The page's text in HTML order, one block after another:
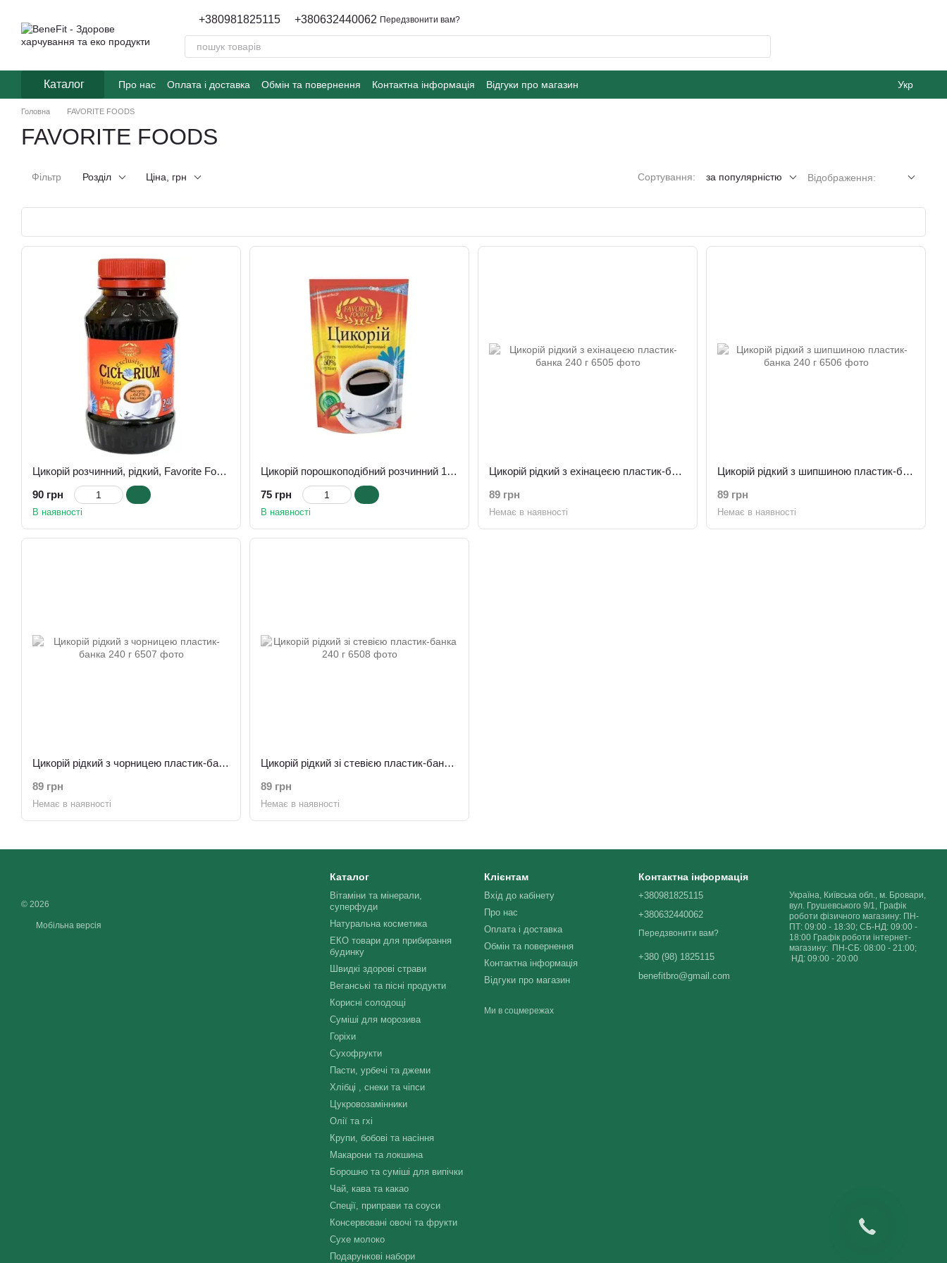
+380981825115 +380632440062 Передзвонити вам?
Каталог Про нас Оплата і доставка Обмін та повернення Контактна інформація Відгуки про магазин Укр
Головна FAVORITE FOODS
FAVORITE FOODS
Фільтр Розділ Ціна, грн Сортування: за популярністю Відображення:
Цикорій розчинний, рідкий, Favorite Foods Exclusive, 240 г
90 грн
В наявності
Цикорій порошкоподібний розчинний 100 г
75 грн
В наявності
Цикорій рідкий з ехінацеєю пластик-банка 240 г
89 грн
Немає в наявності
Цикорій рідкий з шипшиною пластик-банка 240 г
89 грн
Немає в наявності
Цикорій рідкий з чорницею пластик-банка 240 г
89 грн
Немає в наявності
Цикорій рідкий зі стевією пластик-банка 240 г
89 грн
Немає в наявності
© 2026
Мобільна версія
Каталог
Вітаміни та мінерали,
суперфуди
Натуральна косметика
ЕКО товари для прибирання
будинку
Швидкі здорові страви
Веганські та пісні продукти
Корисні солодощі
Суміші для морозива
Горіхи
Сухофрукти
Пасти, урбечі та джеми
Хлібці , снеки та чіпси
Цукровозамінники
Олії та гхі
Крупи, бобові та насіння
Макарони та локшина
Борошно та суміші для випічки
Чай, кава та какао
Спеції, приправи та соуси
Консервовані овочі та фрукти
Сухе молоко
Подарункові набори
Клієнтам
Вхід до кабінету
Про нас
Оплата і доставка
Обмін та повернення
Контактна інформація
Відгуки про магазин
Ми в соцмережах
Контактна інформація
+380981825115
+380632440062
Передзвонити вам?
+380 (98) 1825115
benefitbro@gmail.com
Україна, Київська обл., м. Бровари,
вул. Грушевського 9/1, Графік
роботи фізичного магазину: ПН-
ПТ: 09:00 - 18:30; СБ-НД: 09:00 -
18:00 Графік роботи інтернет-
магазину: ПН-СБ: 08:00 - 21:00;
НД: 09:00 - 20:00